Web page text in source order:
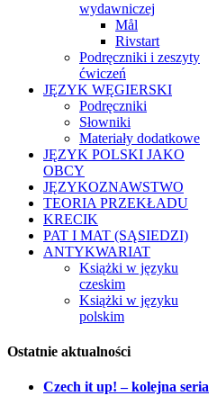
wydawniczej
Mål
Rivstart
Podręczniki i zeszyty
ćwiczeń
JĘZYK WĘGIERSKI
Podręczniki
Słowniki
Materiały dodatkowe
JĘZYK POLSKI JAKO
OBCY
JĘZYKOZNAWSTWO
TEORIA PRZEKŁADU
KRECIK
PAT I MAT (SĄSIEDZI)
ANTYKWARIAT
Książki w języku
czeskim
Książki w języku
polskim
Ostatnie aktualności
Czech it up! – kolejna seria